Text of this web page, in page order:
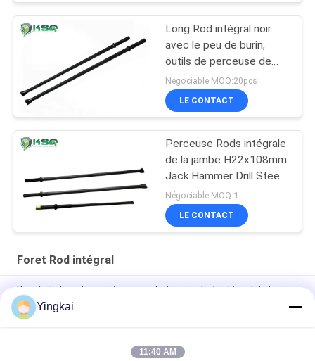
Long Rod intégral noir
avec le peu de burin,
outils de perceuse de
roche
Négociable MOQ:20pcs
LE CONTACT
Perceuse Rods intégrale
de la jambe H22x108mm
Jack Hammer Drill Steel
Chisel
Négociable MOQ:1
LE CONTACT
Foret Rod intégral
L'exploitation de carrière usine le type incliné intégral de burin
de jambe de carbure de tungstène de Rods de perceuse
Perceuse de roche d'extraction au fond Rod With Cnc Milling
perceuse intégrale Rod Heat Treatment Process d'acier à
Yingkai
11:40 AM